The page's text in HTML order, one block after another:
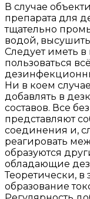
В случае
препарата для
тщательно
водой,
Следует иметь в
пользоваться
Ни в коем
добавлять в
составов. Все
представляют
соединения и,
реагировать
образуются
обладающие
Теоретически, в
образование